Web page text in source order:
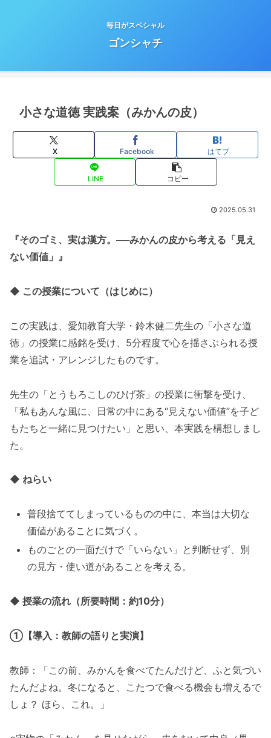
毎日がスペシャル
ゴンシャチ
小さな道徳 実践案（みかんの皮）
X Facebook はてブ
LINE コピー
2025.05.31
『そのゴミ、実は漢方。──みかんの皮から考える「見え
ない価値」』
◆ この授業について（はじめに）
この実践は、愛知教育大学・鈴木健二先生の「小さな道
徳」の授業に感銘を受け、5分程度で心を揺さぶられる授
業を追試・アレンジしたものです。
先生の「とうもろこしのひげ茶」の授業に衝撃を受け、
「私もあんな風に、日常の中にある“見えない価値”を子ど
もたちと一緒に見つけたい」と思い、本実践を構想しまし
た。
◆ ねらい
普段捨ててしまっているものの中に、本当は大切な
価値があることに気づく。
ものごとの一面だけで「いらない」と判断せず、別
の見方・使い道があることを考える。
◆ 授業の流れ（所要時間：約10分）
①【導入：教師の語りと実演】
教師：「この前、みかんを食べてたんだけど、ふと気づい
たんだよね。冬になると、こたつで食べる機会も増えるで
しょ？ ほら、これ。」